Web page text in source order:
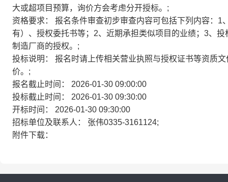
大或超项目预算，询价方会考虑分开授标。;
资格要求：
报名条件审查初步审查内容可包括下列内容：1
有）、授权委托书等；2、近期承担类似项目的业绩；3、
制造厂商的授权。;
投标说明：
报名时请上传相关营业执照与授权证书等资质
价。;
报名截止时间：
2026-01-30 09:00:00
投标截止时间：
2026-01-30 09:30:00
开标时间：
2026-01-30 09:30:00
招标单位及联系人：
张伟0335-3161124;
附件下载：